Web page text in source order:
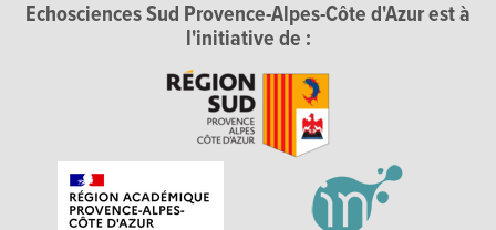
Echosciences Sud Provence-Alpes-Côte d'Azur est à
l'initiative de :